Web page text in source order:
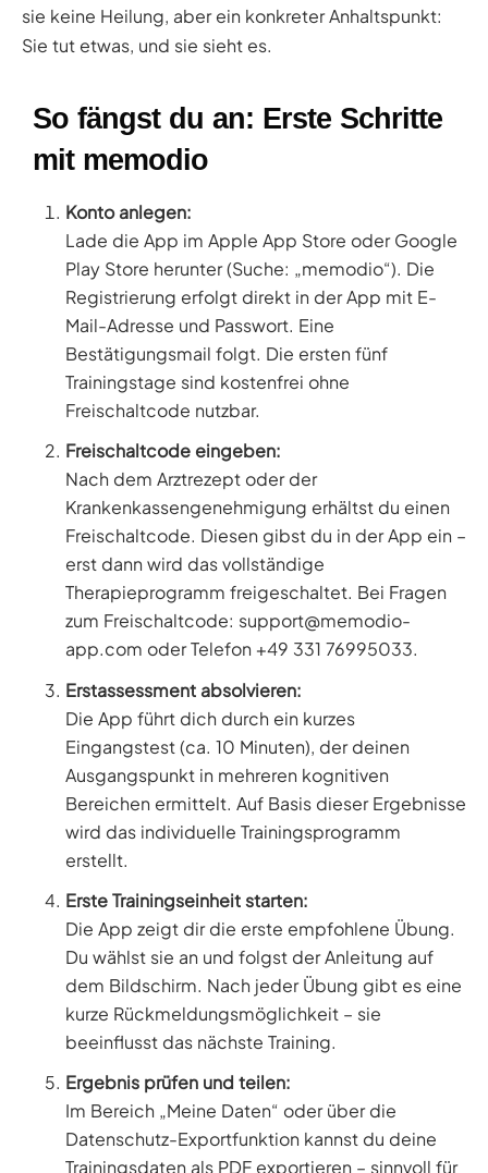
sie keine Heilung, aber ein konkreter Anhaltspunkt:
Sie tut etwas, und sie sieht es.
So fängst du an: Erste Schritte
mit memodio
Konto anlegen:
Lade die App im Apple App Store oder Google
Play Store herunter (Suche: „memodio“). Die
Registrierung erfolgt direkt in der App mit E-
Mail-Adresse und Passwort. Eine
Bestätigungsmail folgt. Die ersten fünf
Trainingstage sind kostenfrei ohne
Freischaltcode nutzbar.
Freischaltcode eingeben:
Nach dem Arztrezept oder der
Krankenkassengenehmigung erhältst du einen
Freischaltcode. Diesen gibst du in der App ein –
erst dann wird das vollständige
Therapieprogramm freigeschaltet. Bei Fragen
zum Freischaltcode: support@memodio-
app.com oder Telefon +49 331 76995033.
Erstassessment absolvieren:
Die App führt dich durch ein kurzes
Eingangstest (ca. 10 Minuten), der deinen
Ausgangspunkt in mehreren kognitiven
Bereichen ermittelt. Auf Basis dieser Ergebnisse
wird das individuelle Trainingsprogramm
erstellt.
Erste Trainingseinheit starten:
Die App zeigt dir die erste empfohlene Übung.
Du wählst sie an und folgst der Anleitung auf
dem Bildschirm. Nach jeder Übung gibt es eine
kurze Rückmeldungsmöglichkeit – sie
beeinflusst das nächste Training.
Ergebnis prüfen und teilen:
Im Bereich „Meine Daten“ oder über die
Datenschutz-Exportfunktion kannst du deine
Trainingsdaten als PDF exportieren – sinnvoll für